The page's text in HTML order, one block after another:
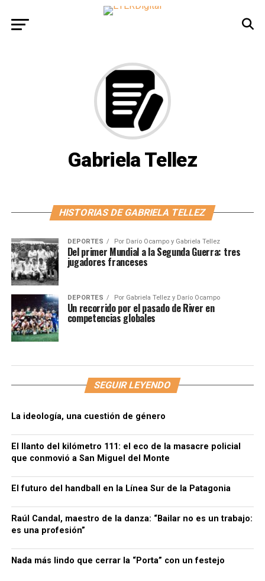
Gabriela Tellez
HISTORIAS DE GABRIELA TELLEZ
DEPORTES Por Darío Ocampo y Gabriela Tellez
Del primer Mundial a la Segunda Guerra: tres
jugadores franceses
DEPORTES Por Gabriela Tellez y Darío Ocampo
Un recorrido por el pasado de River en
competencias globales
SEGUIR LEYENDO
La ideología, una cuestión de género
El llanto del kilómetro 111: el eco de la masacre policial
que conmovió a San Miguel del Monte
El futuro del handball en la Línea Sur de la Patagonia
Raúl Candal, maestro de la danza: “Bailar no es un trabajo:
es una profesión”
Nada más lindo que cerrar la “Porta” con un festejo